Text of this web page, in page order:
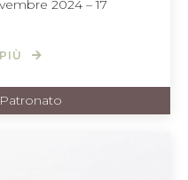
2024 – 17